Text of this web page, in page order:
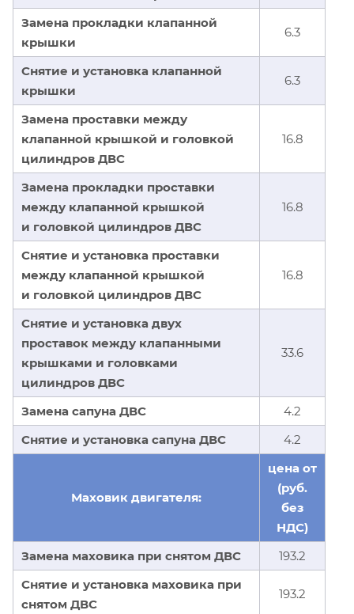
Замена прокладки клапанной
крышки
6.3
Снятие и установка клапанной
крышки
6.3
Замена проставки между
клапанной крышкой и головкой
цилиндров ДВС
16.8
Замена прокладки проставки
между клапанной крышкой
и головкой цилиндров ДВС
16.8
Снятие и установка проставки
между клапанной крышкой
и головкой цилиндров ДВС
16.8
Снятие и установка двух
проставок между клапанными
крышками и головками
цилиндров ДВС
33.6
Замена сапуна ДВС
4.2
Снятие и установка сапуна ДВС
4.2
Маховик двигателя:
цена от
(руб.
без
НДС)
Замена маховика при снятом ДВС
193.2
Снятие и установка маховика при
снятом ДВС
193.2